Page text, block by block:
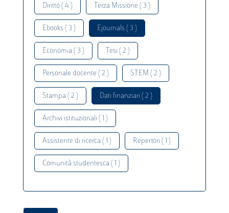
Diritto ( 4 ) Terza Missione ( 3 )
Ebooks ( 3 ) Ejournals ( 3 )
Economia ( 3 ) Tesi ( 2 )
Personale docente ( 2 ) STEM ( 2 )
Stampa ( 2 ) Dati finanziari ( 2 )
Archivi istituzionali ( 1 )
Assistente di ricerca ( 1 ) Repertori ( 1 )
Comunità studentesca ( 1 )